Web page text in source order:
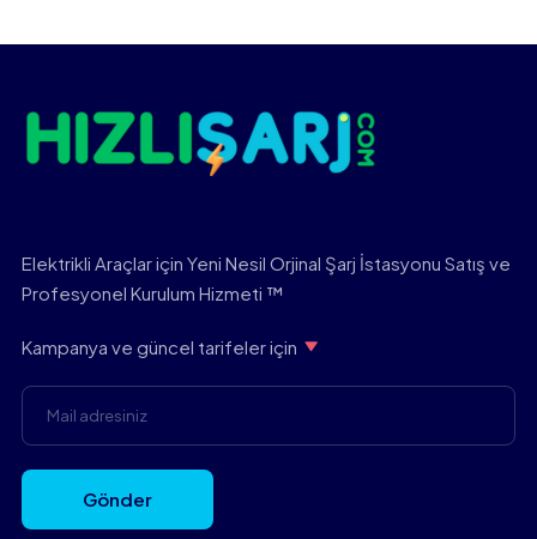
Elektrikli Araçlar için Yeni Nesil Orjinal Şarj İstasyonu Satış ve
Profesyonel Kurulum Hizmeti ™
Kampanya ve güncel tarifeler için
Gönder